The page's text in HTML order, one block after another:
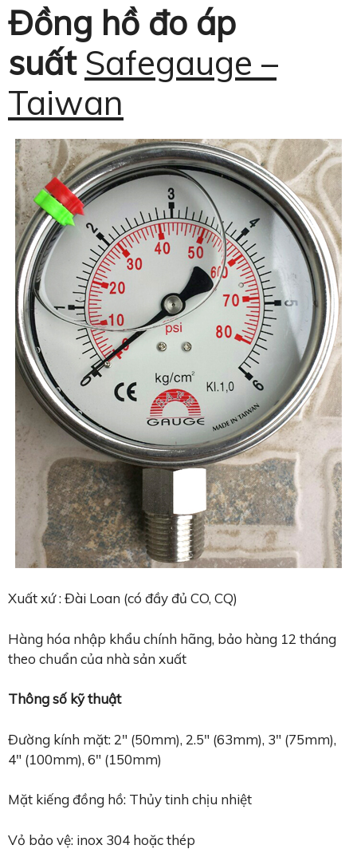
Đồng hồ đo áp
suất Safegauge –
Taiwan
Xuất xứ : Đài Loan (có đầy đủ CO, CQ)
Hàng hóa nhập khẩu chính hãng, bảo hàng 12 tháng
theo chuẩn của nhà sản xuất
Thông số kỹ thuật
Đường kính mặt: 2″ (50mm), 2.5″ (63mm), 3″ (75mm),
4″ (100mm), 6″ (150mm)
Mặt kiếng đồng hồ: Thủy tinh chịu nhiệt
Vỏ bảo vệ: inox 304 hoặc thép